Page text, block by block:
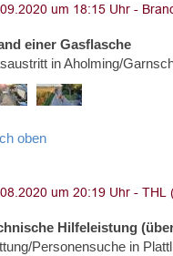
einer Gasflasche
in Aholming/
oben
Hilfeleistung
Personensuche in